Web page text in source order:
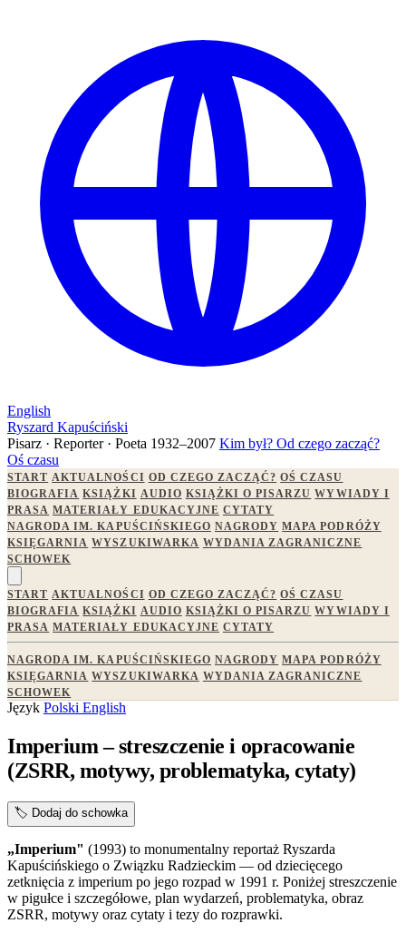
English
Ryszard Kapuściński
Pisarz · Reporter · Poeta 1932–2007 Kim był? Od czego zacząć?
Oś czasu
START AKTUALNOŚCI OD CZEGO ZACZĄĆ? OŚ CZASU
BIOGRAFIA KSIĄŻKI AUDIO KSIĄŻKI O PISARZU WYWIADY I
PRASA MATERIAŁY EDUKACYJNE CYTATY
NAGRODA IM. KAPUŚCIŃSKIEGO NAGRODY MAPA PODRÓŻY
KSIĘGARNIA WYSZUKIWARKA WYDANIA ZAGRANICZNE
SCHOWEK
START AKTUALNOŚCI OD CZEGO ZACZĄĆ? OŚ CZASU
BIOGRAFIA KSIĄŻKI AUDIO KSIĄŻKI O PISARZU WYWIADY I
PRASA MATERIAŁY EDUKACYJNE CYTATY
NAGRODA IM. KAPUŚCIŃSKIEGO NAGRODY MAPA PODRÓŻY
KSIĘGARNIA WYSZUKIWARKA WYDANIA ZAGRANICZNE
SCHOWEK
Język Polski English
Imperium – streszczenie i opracowanie
(ZSRR, motywy, problematyka, cytaty)
🏷️ Dodaj do schowka
„Imperium" (1993) to monumentalny reportaż Ryszarda
Kapuścińskiego o Związku Radzieckim — od dziecięcego
zetknięcia z imperium po jego rozpad w 1991 r. Poniżej streszczenie
w pigułce i szczegółowe, plan wydarzeń, problematyka, obraz
ZSRR, motywy oraz cytaty i tezy do rozprawki.